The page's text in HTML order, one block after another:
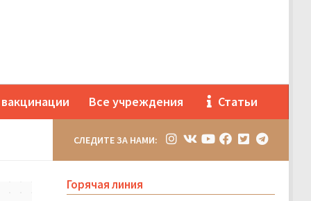
Все учреждения Статьи
СЛЕДИТЕ ЗА НАМИ:
Горячая линия